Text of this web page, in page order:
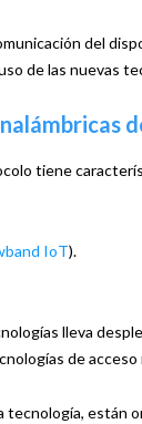
del
de las nuevas
tiene
IoT).
lleva
de
tecnología, están